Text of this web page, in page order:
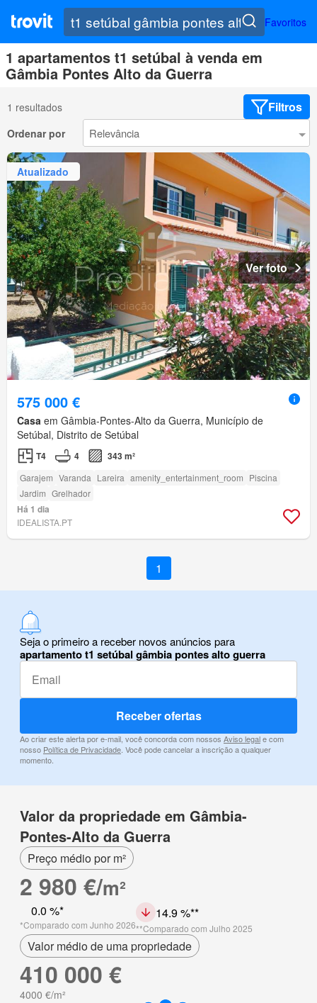
Favoritos
1 apartamentos t1 setúbal à venda em
Gâmbia Pontes Alto da Guerra
1 resultados Filtros
Ordenar por
Atualizado
Ver foto
575 000 €
Casa em Gâmbia-Pontes-Alto da Guerra, Município de
Setúbal, Distrito de Setúbal
T4 4 343 m²
Garajem Varanda Lareira amenity_entertainment_room Piscina
Jardim Grelhador
Há 1 dia
IDEALISTA.PT
1
Seja o primeiro a receber novos anúncios para
apartamento t1 setúbal gâmbia pontes alto guerra
Receber ofertas
Ao criar este alerta por e-mail, você concorda com nossos Aviso legale com
nosso Política de Privacidade. Você pode cancelar a inscrição a qualquer
momento.
Valor da propriedade em Gâmbia-
Pontes-Alto da Guerra
Preço médio por m²
2 980 €/m²
0.0 %
Comparado com Junho 2026
14.9 %
Comparado com Julho 2025
Valor médio de uma propriedade
410 000 €